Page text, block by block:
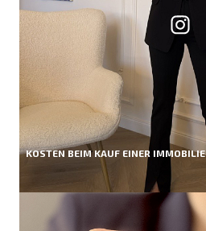
KOSTEN BEIM KAUF EINER IMMOBILIE